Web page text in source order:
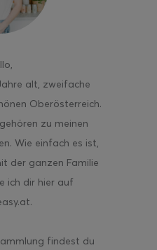
,
alt, zweifache
Oberösterreich.
zu meinen
Wie einfach es ist,
der ganzen Familie
ich dir hier auf
findest du